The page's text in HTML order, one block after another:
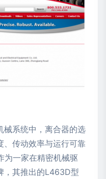
械系统中，离合器的选
、传动效率与运行可靠
一家在精密机械驱
，其推出的L463D型